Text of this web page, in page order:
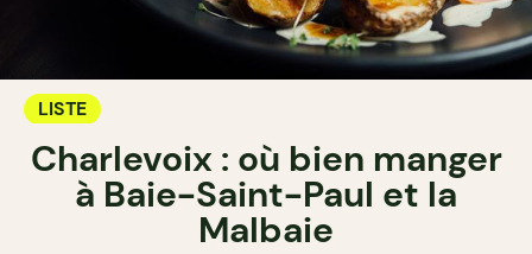
LISTE
Charlevoix : où bien manger
à Baie-Saint-Paul et la
Malbaie